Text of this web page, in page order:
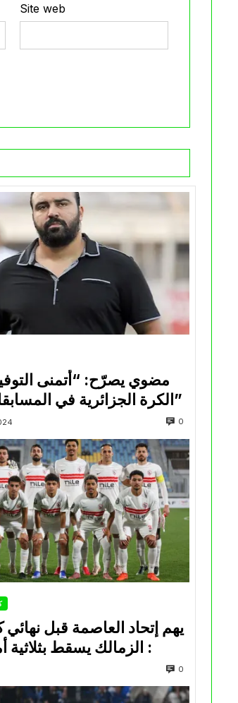
Site web
مضوي يصرّح: “أتمنى
الكرة الجزائرية في المسابقات القارية”
0
يهم إتحاد العاصمة قبل
0